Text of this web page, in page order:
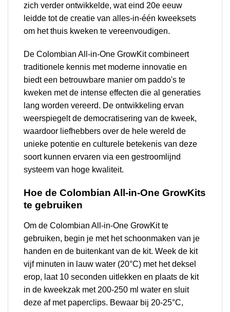
zich verder ontwikkelde, wat eind 20e eeuw
leidde tot de creatie van alles-in-één kweeksets
om het thuis kweken te vereenvoudigen.
De Colombian All-in-One GrowKit combineert
traditionele kennis met moderne innovatie en
biedt een betrouwbare manier om paddo's te
kweken met de intense effecten die al generaties
lang worden vereerd. De ontwikkeling ervan
weerspiegelt de democratisering van de kweek,
waardoor liefhebbers over de hele wereld de
unieke potentie en culturele betekenis van deze
soort kunnen ervaren via een gestroomlijnd
systeem van hoge kwaliteit.
Hoe de Colombian All-in-One GrowKits
te gebruiken
Om de Colombian All-in-One GrowKit te
gebruiken, begin je met het schoonmaken van je
handen en de buitenkant van de kit. Week de kit
vijf minuten in lauw water (20°C) met het deksel
erop, laat 10 seconden uitlekken en plaats de kit
in de kweekzak met 200-250 ml water en sluit
deze af met paperclips. Bewaar bij 20-25°C,